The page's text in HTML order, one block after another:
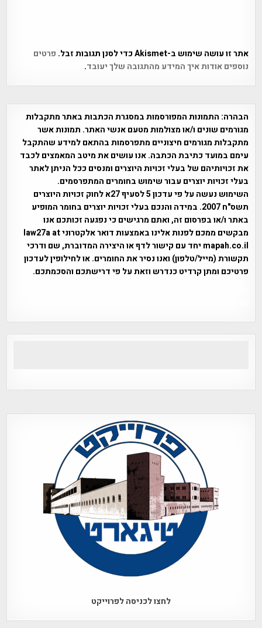
אתר זו עושה שימוש ב-Akismet כדי לסנן תגובות זבל.
פרטים
נוספים אודות איך המידע מהתגובה שלך יעובד.
הבהרה: התמונות המפורסמות במסגרת הכתבות באתר מתקבלות
מגורמים שונים ו/או מצולמות מטעם אנשי האתר. תמונות אשר
מתקבלות מגורמים חיצוניים מתפרסמות בהתאם למידע שהתקבל
עימם במועד כתיבת הכתבה. אנו עושים את מיטב המאמצים לכבד
את זכויותיהם של בעלי זכויות היוצרים ומנסים ככל הניתן לאתר
בעלי זכויות יוצרים עבור שימוש בחומרים המתפרסמים.
השימוש נעשה על פי עדכון 5 לסעיף 27א לחוק זכויות היוצרים
תשס"ח 2007. במידה והנכם בעלי זכויות יוצרים בחומר המופיע
באתר ו/או בפרסום זה, ואתם מרגישים כי נפגעה זכותכם אנו
מבקשים ממכם לפנות אלינו באמצעות דואר אלקטרוני law27a at
mapah.co.il יחד עם קישור לדף או היצירה המדוברת, שם ודרכי
תקשורת (מייל/טלפון) ואנו נסיר את החומרים. או לחילופין לעדכון
פרטיכם ומתן קרדיט כנדרש וזאת על פי דרישתכם והסכמתכם.
לחצו לכניסה לפרוייקט